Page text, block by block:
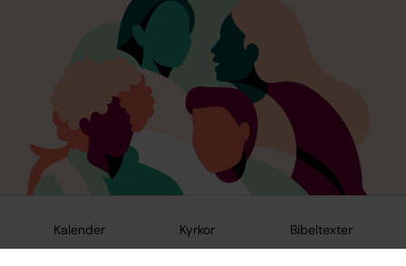
Kalender Kyrkor Bibeltexter